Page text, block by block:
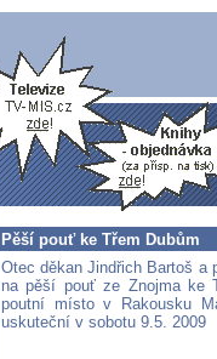
Pěší pouť ke Třem Dubům
Otec děkan Jindřich Bartoš a
na pěší pouť ze Znojma ke
poutní místo v Rakousku
uskuteční v sobotu 9.5. 2009